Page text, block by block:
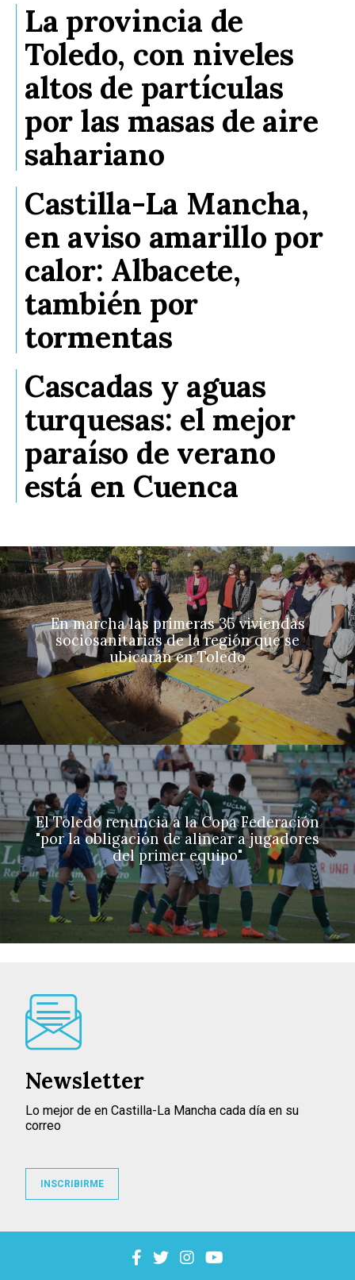
La provincia de
Toledo, con niveles
altos de partículas
por las masas de aire
sahariano
Castilla-La Mancha,
en aviso amarillo por
calor: Albacete,
también por
tormentas
Cascadas y aguas
turquesas: el mejor
paraíso de verano
está en Cuenca
En marcha las primeras 35 viviendas
sociosanitarias de la región que se
ubicarán en Toledo
El Toledo renuncia a la Copa Federación
"por la obligación de alinear a jugadores
del primer equipo"
Newsletter
Lo mejor de en Castilla-La Mancha cada día en su
correo
INSCRIBIRME